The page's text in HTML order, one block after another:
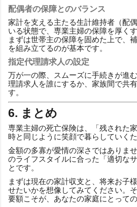
配偶者の保障とのバランス
家計を支える主たる生計維持者（配
いる状態で、専業主婦の保障を厚く
まずは世帯主の保障を固めた上で、
を組み立てるのが基本です。
指定代理請求人の設定
万が一の際、スムーズに手続きが進
理請求人を誰にするか、家族間で共
す。
6. まとめ
専業主婦の死亡保険は、「残された
時と同じように笑顔で暮らしていく
金額の多寡が愛情の深さではありま
のライフスタイルに合った「適切な
とです。
まずは現在の家計収支と、将来お子
せたいかを想像してみてください。
要額こそが、あなたの家庭にとって